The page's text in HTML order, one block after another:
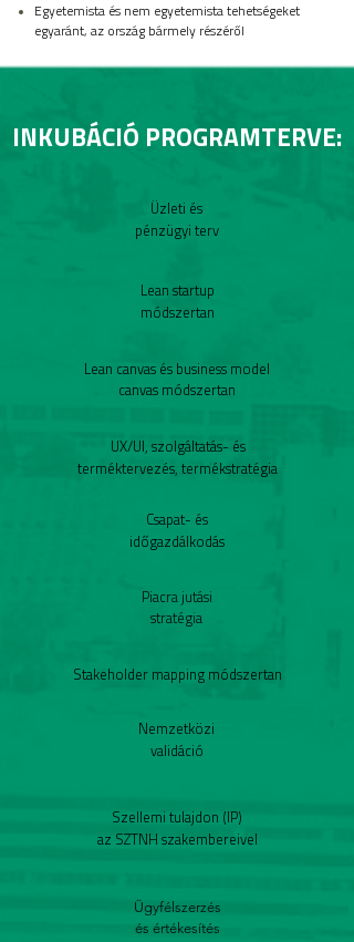
INKUBÁCIÓ PROGRAMTERVE:
Üzleti és
pénzügyi terv
Lean startup
módszertan
Lean canvas és business model
canvas módszertan
UX/UI, szolgáltatás- és
terméktervezés, termékstratégia
Csapat- és
időgazdálkodás
Piacra jutási
stratégia
Stakeholder mapping módszertan
Nemzetközi
validáció
Szellemi tulajdon (IP)
az SZTNH szakembereivel
Ügyfélszerzés
és értékesítés
Egyetemista és nem egyetemista tehetségeket
egyaránt, az ország bármely részéről